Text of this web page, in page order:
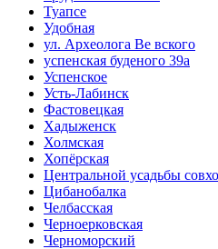
Туапсе
Удобная
ул. Археолога Ве вского
успенская буденого 39а
Успенское
Усть-Лабинск
Фастовецкая
Хадыженск
Холмская
Хопёрская
Центральной усадьбы
Цибанобалка
Челбасская
Черноерковская
Черноморский